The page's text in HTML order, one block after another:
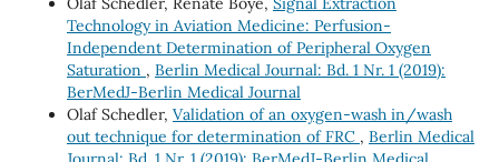
Technology in Aviation Medicine: Perfusion-
Independent Determination of Peripheral Oxygen
Saturation , Berlin Medical Journal: Bd. 1 Nr. 1 (2019):
BerMedJ-Berlin Medical Journal
Olaf Schedler, Validation of an oxygen-wash in/wash
out technique for determination of FRC , Berlin Medical